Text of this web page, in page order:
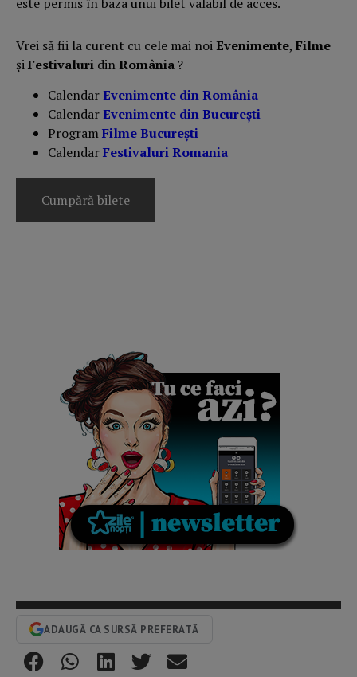
Vrei să fii la curent cu cele mai noiEvenimente, Filme
șiFestivaluri dinRomânia ?
CalendarEvenimente din România
CalendarEvenimente din București
ProgramFilme București
CalendarFestivaluri Romania
Cumpără bilete
ADAUGĂ CA SURSĂ PREFERATĂ